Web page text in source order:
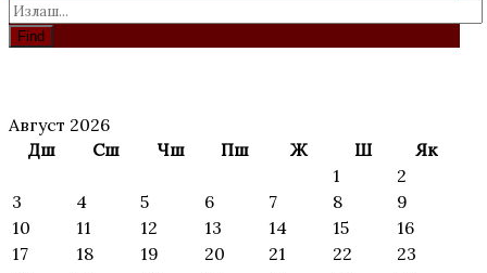
Find
Август 2026
Дш
Сш Чш Пш Ж Ш
Як
1
2
3
4 5 6 7 8
9
10
11 12 13 14 15
16
17
18 19 20 21 22
23